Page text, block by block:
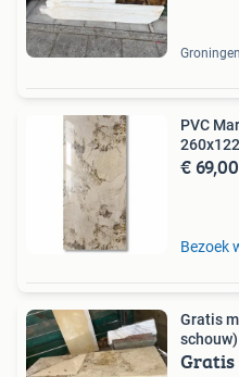
Groningen
PVC
€ 69,00
Bezoek
Gratis
schouw)
Gratis